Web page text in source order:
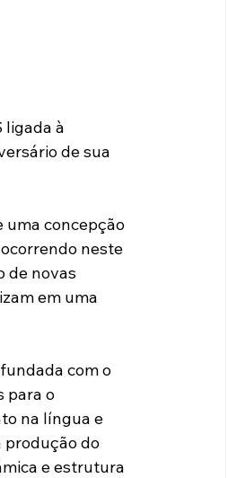
ligada à
de sua
uma concepção
neste
de novas
em uma
com o
para o
na língua e
produção do
e estrutura